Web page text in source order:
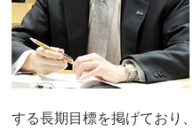
する長期目標を掲げており